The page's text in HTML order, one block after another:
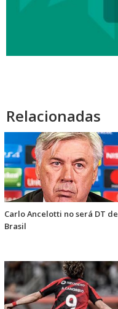
Relacionadas
Carlo Ancelotti no será DT de
Brasil